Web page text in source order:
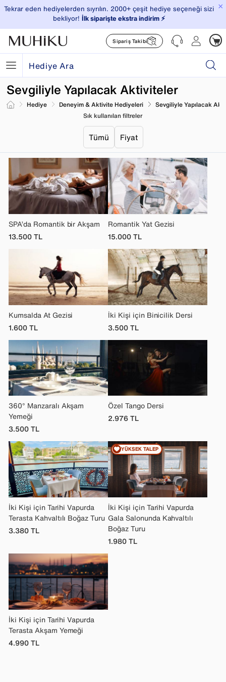
×
Tekrar eden hediyelerden sıyrılın. 2000+ çeşit hediye seçeneği sizi
bekliyor! İlk siparişte ekstra indirim ⚡️
Sipariş Takibi
Hediye Deneyim & Aktivite Hediyeleri Sevgiliyle Yapılacak
Sevgiliyle Yapılacak Aktiviteler
Sık kullanılan filtreler
Tümü Fiyat
SPA’da Romantik bir Akşam
13.500TL
Romantik Yat Gezisi
15.000TL
Kumsalda At Gezisi
1.600TL
İki Kişi için Binicilik Dersi
3.500TL
360° Manzaralı Akşam
Yemeği
3.500TL
Özel Tango Dersi
2.976TL
İki Kişi için Tarihi Vapurda
Terasta Kahvaltılı Boğaz Turu
3.380TL
İki Kişi için Tarihi Vapurda
Gala Salonunda Kahvaltılı
Boğaz Turu
1.980TL
YÜKSEK TALEP
İki Kişi için Tarihi Vapurda
Terasta Akşam Yemeği
4.990TL